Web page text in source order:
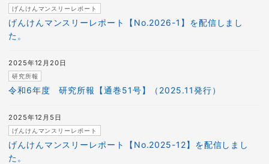
げんけんマンスリーレポート【No.2026-1】を配信しまし
た。
げんけんマンスリーレポート
令和6年度 研究所報【通巻51号】（2025.11発行）
研究所報
2025年12月20日
げんけんマンスリーレポート【No.2025-12】を配信しまし
た。
げんけんマンスリーレポート
2025年12月5日